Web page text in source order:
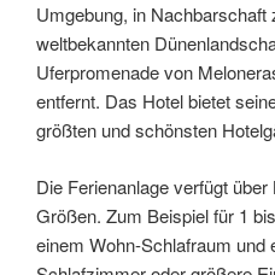
Umgebung, in
weltbekannten
Uferpromenade von
entfernt. Das Hotel bietet
größten und schönsten
Die Ferienanlage verfügt
Größen. Zum Beispiel für 1
einem Wohn-Schlafraum und